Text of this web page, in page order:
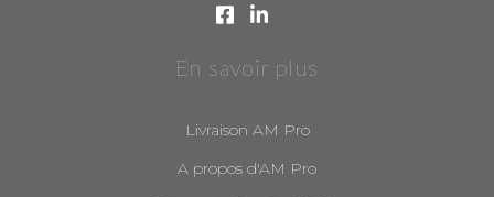
En savoir plus
Livraison AM Pro
A propos d'AM Pro